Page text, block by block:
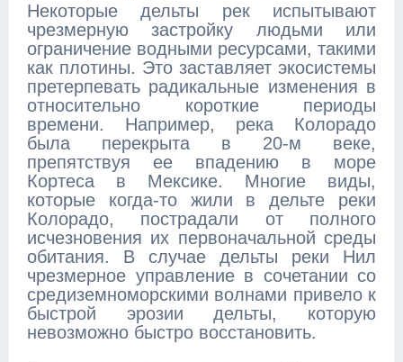
Некоторые дельты рек испытывают
чрезмерную застройку людьми или
ограничение водными ресурсами, такими
как плотины. Это заставляет экосистемы
претерпевать радикальные изменения в
относительно короткие периоды
времени. Например, река Колорадо
была перекрыта в 20-м веке,
препятствуя ее впадению в море
Кортеса в Мексике. Многие виды,
которые когда-то жили в дельте реки
Колорадо, пострадали от полного
исчезновения их первоначальной среды
обитания. В случае дельты реки Нил
чрезмерное управление в сочетании со
средиземноморскими волнами привело к
быстрой эрозии дельты, которую
невозможно быстро восстановить.